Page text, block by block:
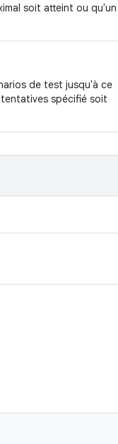
soit atteint ou qu'un
de test jusqu'à ce
spécifié soit